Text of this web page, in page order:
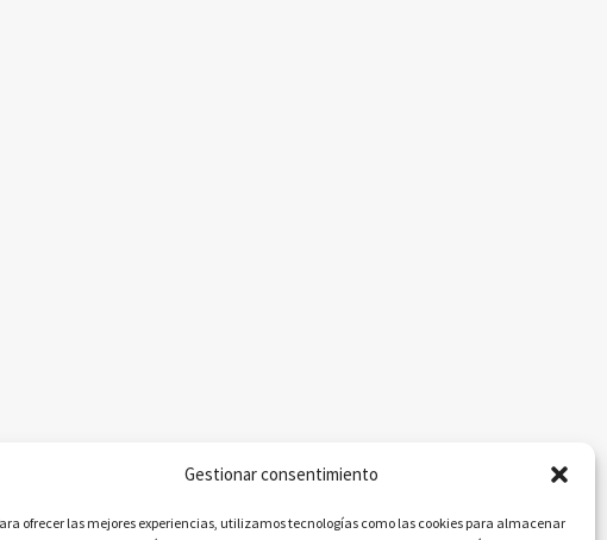
Gestionar consentimiento
ofrecer las mejores experiencias, utilizamos tecnologías como las cookies para almacenar